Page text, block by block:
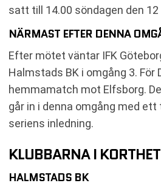
satt till 14.00 söndagen den 12
NÄRMAST EFTER DENNA
Efter mötet väntar IFK
Halmstads BK i omgång 3. För
hemmamatch mot Elfsborg.
går in i denna omgång med
seriens inledning.
KLUBBARNA I KORTHET
HALMSTADS BK